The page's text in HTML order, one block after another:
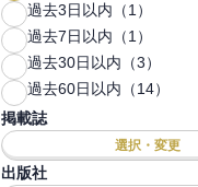
過去3日以内（1）
過去7日以内（1）
過去30日以内（3）
過去60日以内（14）
掲載誌
選択・変更
出版社